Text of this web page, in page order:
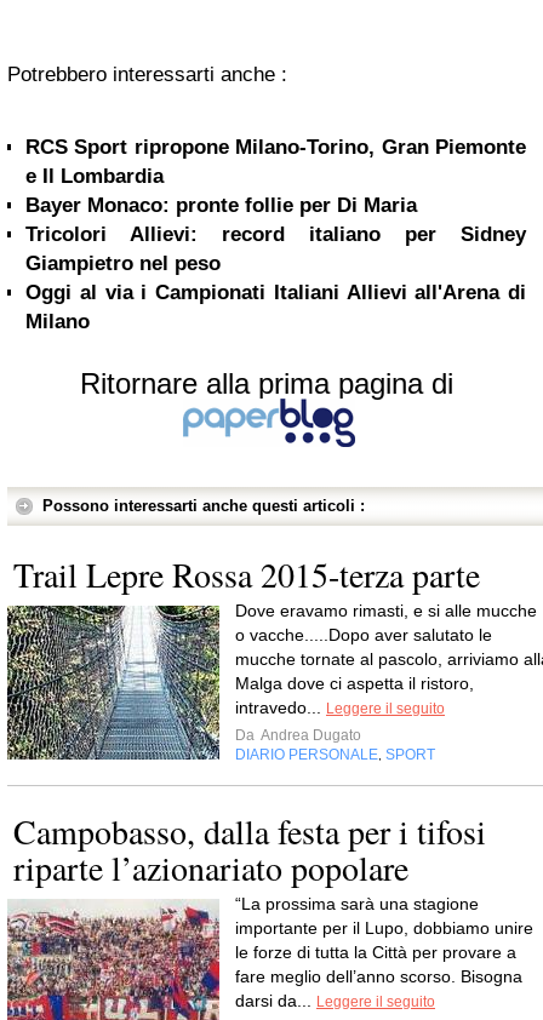
Potrebbero interessarti anche :
RCS Sport ripropone Milano-Torino, Gran Piemonte
e Il Lombardia
Bayer Monaco: pronte follie per Di Maria
Tricolori Allievi: record italiano per Sidney
Giampietro nel peso
Oggi al via i Campionati Italiani Allievi all'Arena di
Milano
Ritornare alla prima pagina di
Possono interessarti anche questi articoli :
Trail Lepre Rossa 2015-terza parte
Dove eravamo rimasti, e si alle mucche
o vacche.....Dopo aver salutato le
mucche tornate al pascolo, arriviamo
Malga dove ci aspetta il ristoro,
intravedo...
Leggere il seguito
Da Andrea Dugato
DIARIO PERSONALE SPORT
Campobasso, dalla festa per i tifosi
riparte l’azionariato popolare
“La prossima sarà una stagione
importante per il Lupo, dobbiamo unire
le forze di tutta la Città per provare a
fare meglio dell’anno scorso. Bisogna
darsi da...
Leggere il seguito